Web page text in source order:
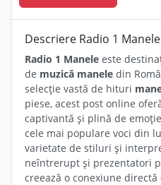
Descriere Radio 1
Radio 1 Manele este
de muzică manele din
selecție vastă de hituri
piese, acest post online
captivantă și plină de
cele mai populare voci din
varietate de stiluri și
neîntrerupt și prezentatori
creează o conexiune